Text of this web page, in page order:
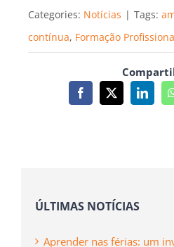
Categories: Notícias | Tags:
contínua, Formação
Facebook
X
ÚLTIMAS NOTÍCIAS
Aprender nas férias: um